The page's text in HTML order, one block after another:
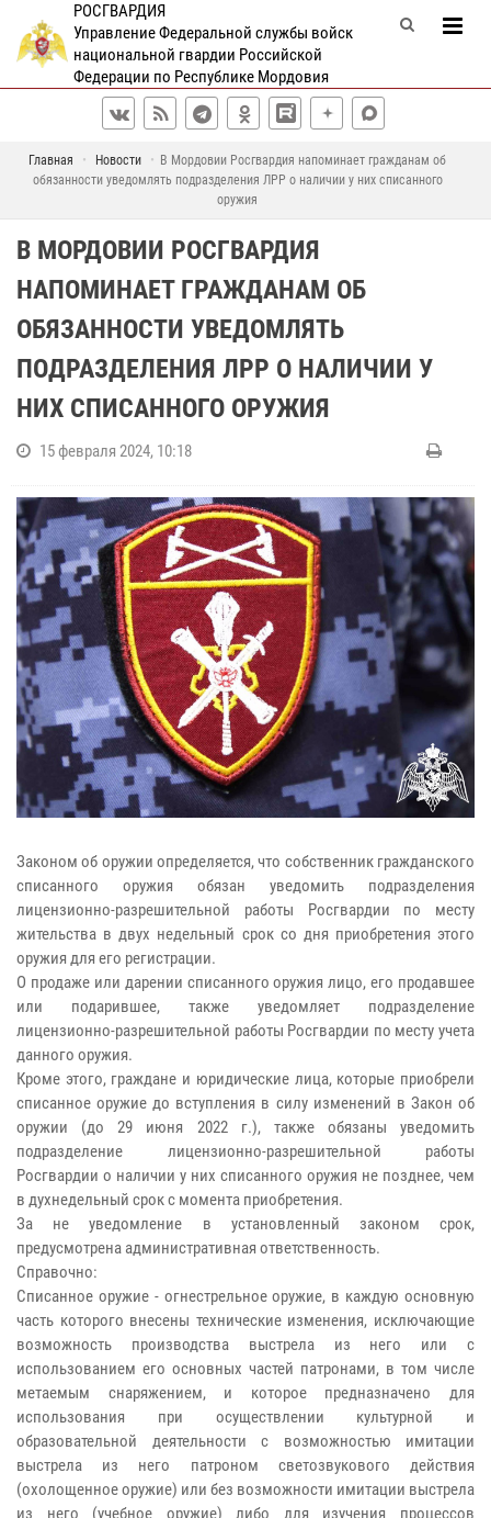
РОСГВАРДИЯ
Управление Федеральной службы войск
национальной гвардии Российской
Федерации по Республике Мордовия
Главная Новости
В Мордовии Росгвардия напоминает гражданам об
обязанности уведомлять подразделения ЛРР о наличии у них списанного
оружия
В МОРДОВИИ РОСГВАРДИЯ
НАПОМИНАЕТ ГРАЖДАНАМ ОБ
ОБЯЗАННОСТИ УВЕДОМЛЯТЬ
ПОДРАЗДЕЛЕНИЯ ЛРР О НАЛИЧИИ У
НИХ СПИСАННОГО ОРУЖИЯ
15 февраля 2024, 10:18
Законом об оружии определяется, что собственник гражданского
списанного оружия обязан уведомить подразделения
лицензионно-разрешительной работы Росгвардии по месту
жительства в двух недельный срок со дня приобретения этого
оружия для его регистрации.
О продаже или дарении списанного оружия лицо, его продавшее
или подарившее, также уведомляет подразделение
лицензионно-разрешительной работы Росгвардии по месту учета
данного оружия.
Кроме этого, граждане и юридические лица, которые приобрели
списанное оружие до вступления в силу изменений в Закон об
оружии (до 29 июня 2022 г.), также обязаны уведомить
подразделение лицензионно-разрешительной работы
Росгвардии о наличии у них списанного оружия не позднее, чем
в духнедельный срок с момента приобретения.
За не уведомление в установленный законом срок,
предусмотрена административная ответственность.
Справочно:
Cписанное оружие - огнестрельное оружие, в каждую основную
часть которого внесены технические изменения, исключающие
возможность производства выстрела из него или с
использованием его основных частей патронами, в том числе
метаемым снаряжением, и которое предназначено для
использования при осуществлении культурной и
образовательной деятельности с возможностью имитации
выстрела из него патроном светозвукового действия
(охолощенное оружие) или без возможности имитации выстрела
из него (учебное оружие) либо для изучения процессов